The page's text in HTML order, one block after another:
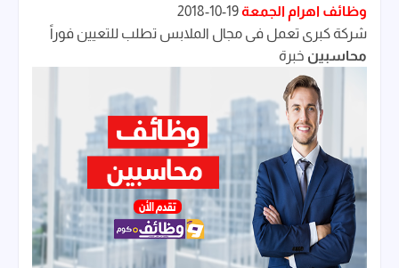
وظائف اهرام الجمعة
شركة كبرى تعمل فى مجال الملابس تطلب للتعيين فوراً
محاسبين خبرة